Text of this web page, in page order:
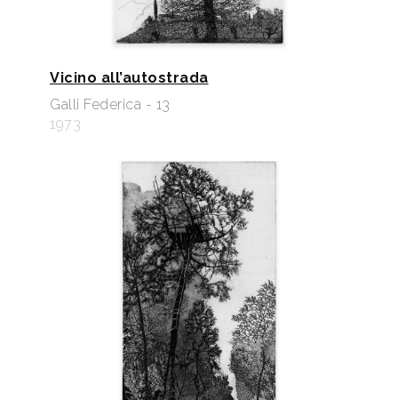
Vicino all’autostrada
Galli Federica - 13
1973